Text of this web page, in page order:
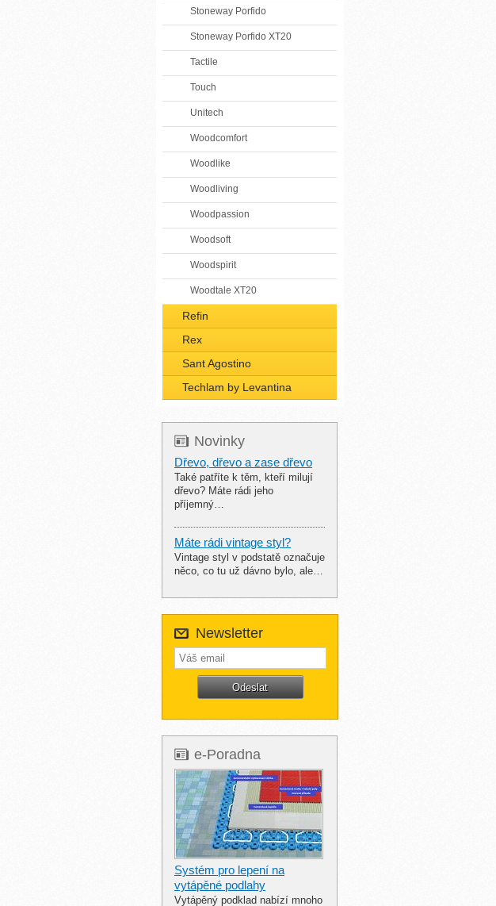
Stoneway Porfido
Stoneway Porfido XT20
Tactile
Touch
Unitech
Woodcomfort
Woodlike
Woodliving
Woodpassion
Woodsoft
Woodspirit
Woodtale XT20
Refin
Rex
Sant Agostino
Techlam by Levantina
Novinky
Dřevo, dřevo a zase dřevo
Také patříte k těm, kteří milují
dřevo? Máte rádi jeho
příjemný…
Máte rádi vintage styl?
Vintage styl v podstatě označuje
něco, co tu už dávno bylo, ale…
Newsletter
e-Poradna
Systém pro lepení na
vytápěné podlahy
Vytápěný podklad nabízí mnoho